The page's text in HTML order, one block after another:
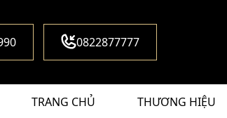
0822877777
TRANG CHỦ THƯƠNG HIỆU